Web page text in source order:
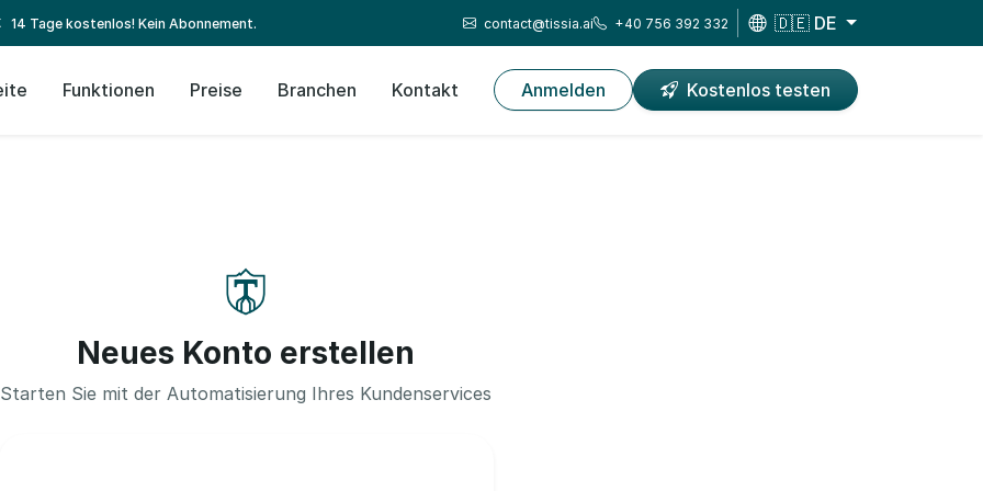
14 Tage kostenlos! Kein Abonnement. contact@tissia.ai +40 756 392 332 🇩🇪 DE
Funktionen Preise Branchen Kontakt Anmelden Kostenlos testen
Neues Konto erstellen
Starten Sie mit der Automatisierung Ihres Kundenservices